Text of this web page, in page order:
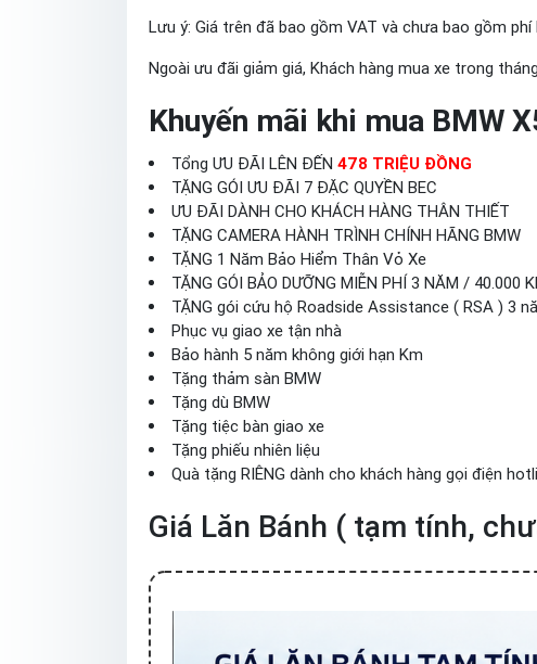
Lưu ý: Giá trên đã bao gồm VAT và chưa bao gồm
Ngoài ưu đãi giảm giá, Khách hàng mua xe trong
Khuyến mãi khi mua BMW
Tổng ƯU ĐÃI LÊN ĐẾN 478 TRIỆU ĐỒNG
TẶNG GÓI ƯU ĐÃI 7 ĐẶC QUYỀN BEC
ƯU ĐÃI DÀNH CHO KHÁCH HÀNG THÂN THIẾT
TẶNG CAMERA HÀNH TRÌNH CHÍNH HÃNG BMW
TẶNG 1 Năm Bảo Hiểm Thân Vỏ Xe
TẶNG GÓI BẢO DƯỠNG MIỄN PHÍ 3 NĂM / 40.000
TẶNG gói cứu hộ Roadside Assistance ( RSA ) 3
Phục vụ giao xe tận nhà
Bảo hành 5 năm không giới hạn Km
Tặng thảm sàn BMW
Tặng dù BMW
Tặng tiệc bàn giao xe
Tặng phiếu nhiên liệu
Quà tặng RIÊNG dành cho khách hàng gọi điện
Giá Lăn Bánh ( tạm tính,